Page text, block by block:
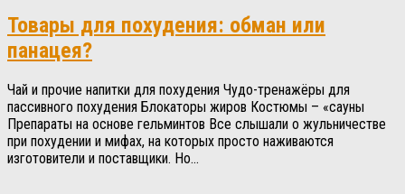
Товары для похудения: обман или
панацея?
Чай и прочие напитки для похудения Чудо-тренажёры для
пассивного похудения Блокаторы жиров Костюмы – «сауны
Препараты на основе гельминтов Все слышали о жульничестве
при похудении и мифах, на которых просто наживаются
изготовители и поставщики. Но...